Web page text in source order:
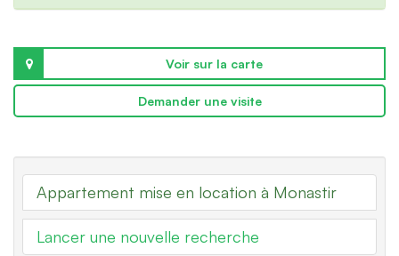
Voir sur la carte
Demander une visite
Appartement mise en location à Monastir
Lancer une nouvelle recherche